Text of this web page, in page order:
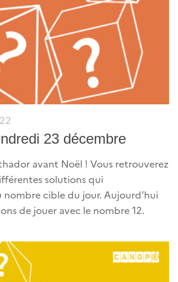
23 décembre
avant Noël ! Vous retrouverez
solutions qui
cible du jour. Aujourd’hui
de jouer avec le nombre 12.